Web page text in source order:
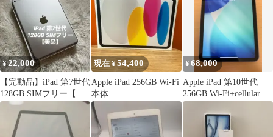
¥22,000
【完動品】iPad 第7世代
128GB SIMフリー【す
ぐ発送】
現在 ¥54,400
Apple iPad 256GB Wi-Fi
本体
¥68,000
Apple iPad 第10世代
256GB Wi-Fi+cellularモ
デル